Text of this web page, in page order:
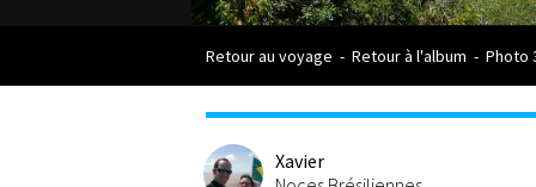
Retour au voyage - Retour à l'album - Photo
Xavier